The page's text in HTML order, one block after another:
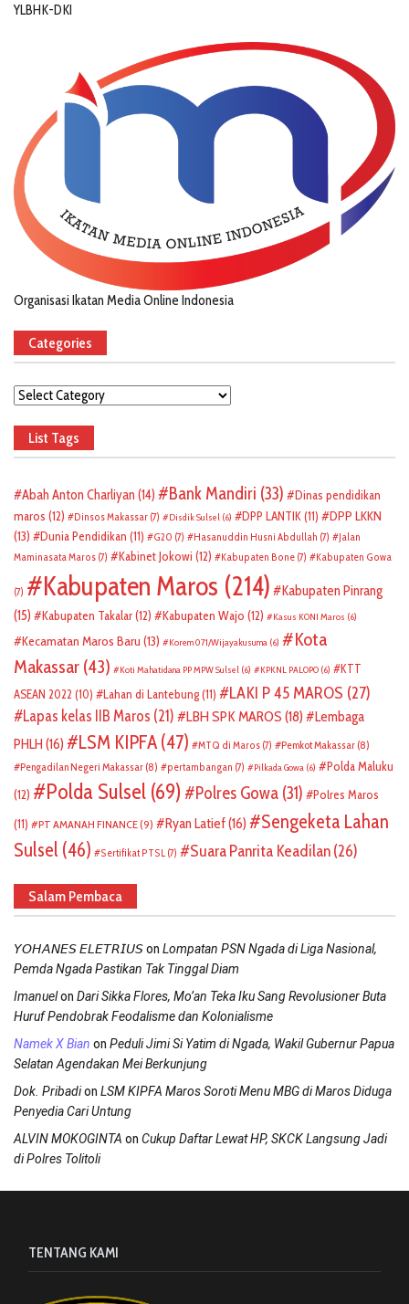
YLBHK-DKI
Organisasi Ikatan Media Online Indonesia
Categories
Categories
List Tags
Abah Anton Charliyan (14) Bank Mandiri (33)
Dinas pendidikan
maros (12) Dinsos Makassar (7) Disdik Sulsel (6) DPP LANTIK(11)
DPP LKKN
(13)
Dunia Pendidikan (11) G20 (7) Hasanuddin Husni Abdullah (7)
Jalan
Maminasata Maros (7) Kabinet Jokowi (12) Kabupaten Bone (7) Kabupaten Gowa
(7) Kabupaten Maros (214)
Kabupaten Pinrang
(15)
Kabupaten Takalar(12) Kabupaten Wajo (12) Kasus KONI Maros (6)
Kecamatan Maros Baru (13) Korem 071/Wijayakusuma (6)
Kota
Makassar (43) Koti Mahatidana PP MPW Sulsel (6) KPKNL PALOPO (6)
KTT
ASEAN 2022 (10) Lahan di Lantebung(11) LAKI P 45 MAROS (27)
Lapas kelas IIB Maros (21) LBH SPK MAROS (18)
Lembaga
PHLH (16) LSM KIPFA (47) MTQ di Maros (7) Pemkot Makassar (8)
Pengadilan Negeri Makassar (8) pertambangan (7) Pilkada Gowa (6)
Polda Maluku
(12)
Polda Sulsel (69) Polres Gowa (31)
Polres Maros
(11)
PT AMANAH FINANCE(9) Ryan Latief(16)
Sengeketa Lahan
Sulsel (46) Sertifikat PTSL (7) Suara Panrita Keadilan(26)
Salam Pembaca
𝘠𝘖𝘏𝘈𝘕𝘌𝘚 𝘌𝘓𝘌𝘛𝘙𝘐𝘜𝘚on Lompatan PSN Ngada di Liga Nasional,
Pemda Ngada Pastikan Tak Tinggal Diam
Imanuelon Dari Sikka Flores, Mo’an Teka Iku Sang Revolusioner Buta
Huruf Pendobrak Feodalisme dan Kolonialisme
Namek X Bian on Peduli Jimi Si Yatim di Ngada, Wakil Gubernur Papua
Selatan Agendakan Mei Berkunjung
Dok. Pribadion LSM KIPFA Maros Soroti Menu MBG di Maros Diduga
Penyedia Cari Untung
ALVIN MOKOGINTA on Cukup Daftar Lewat HP, SKCK Langsung Jadi
di Polres Tolitoli
TENTANG KAMI